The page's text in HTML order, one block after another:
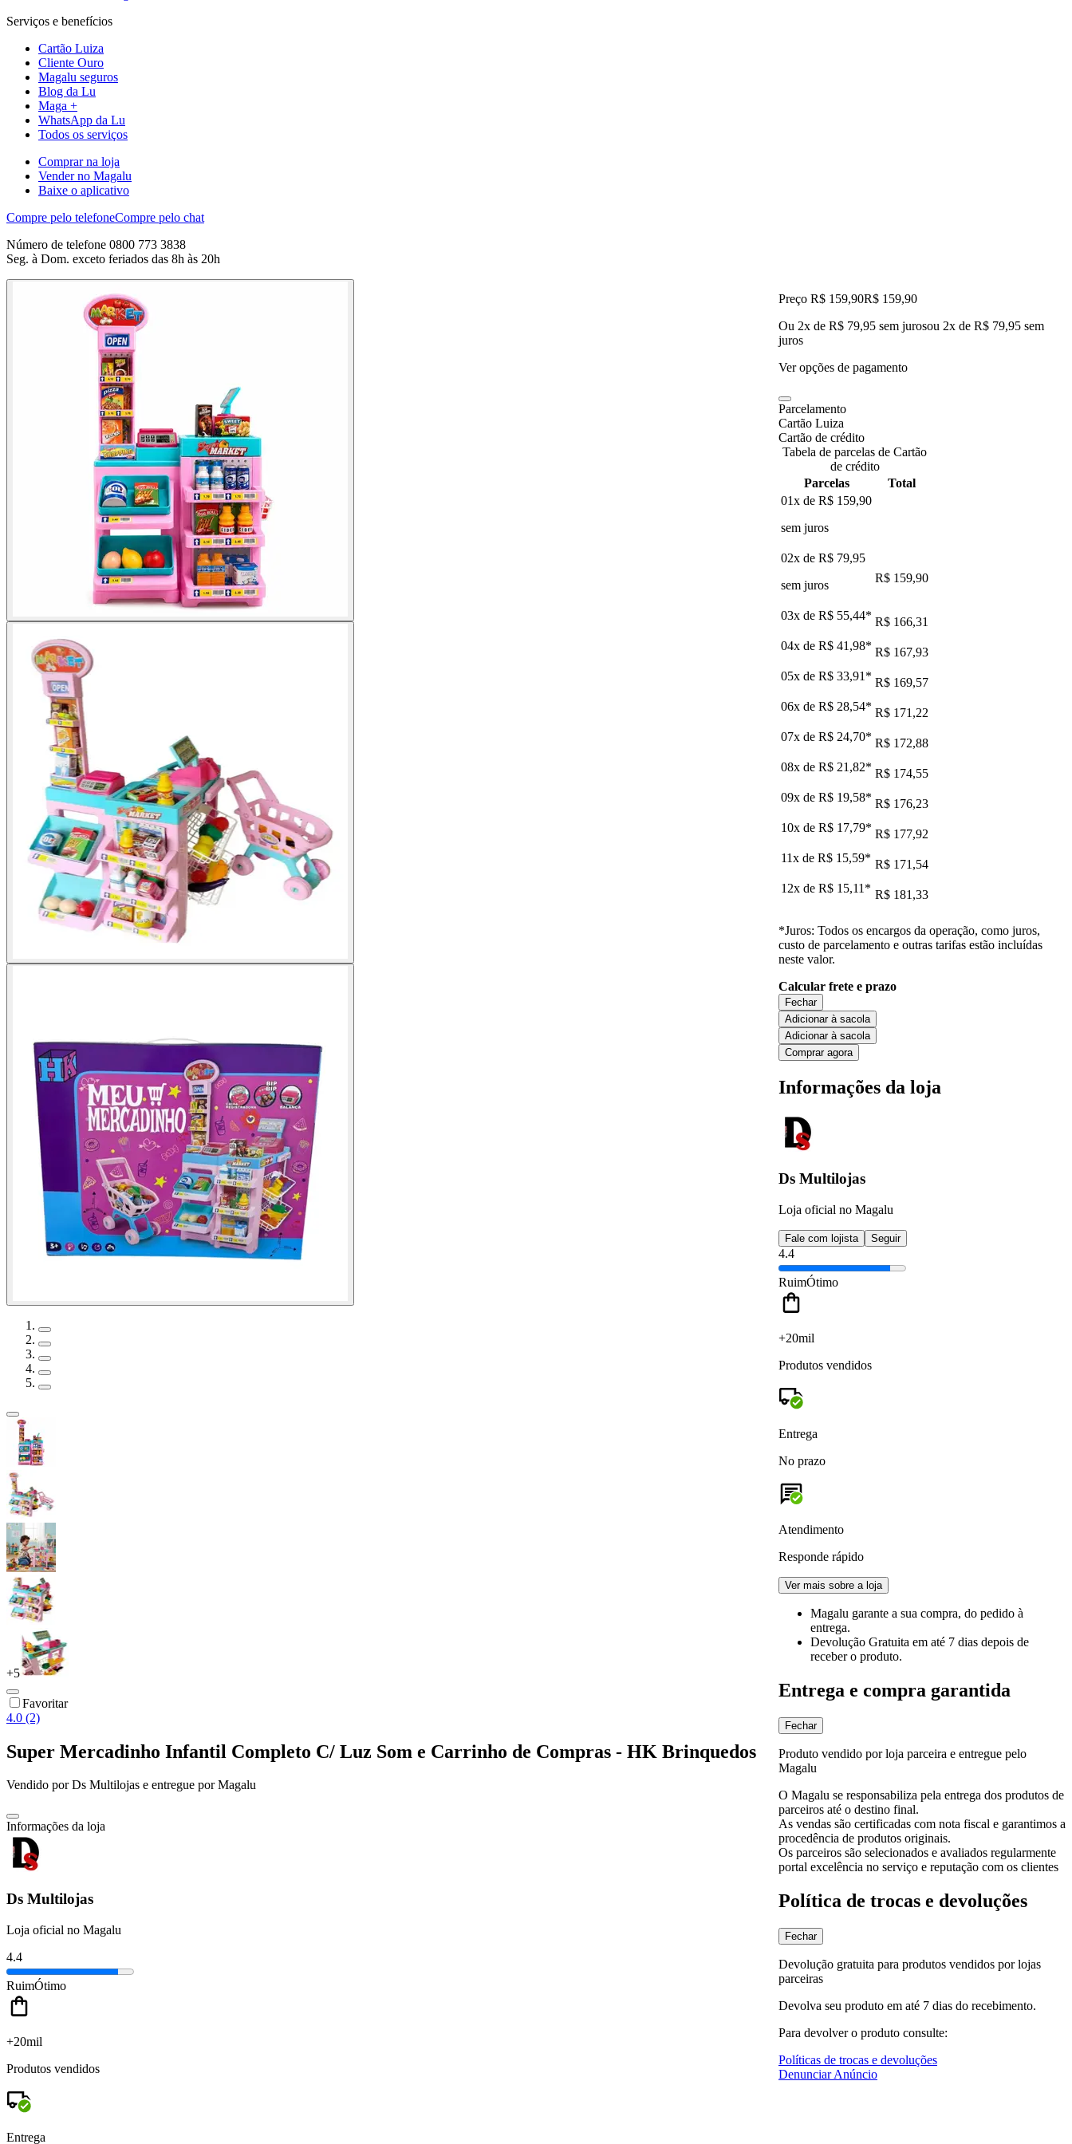
Serviços e benefícios
Cartão Luiza
Cliente Ouro
Magalu seguros
Blog da Lu
Maga +
WhatsApp da Lu
Todos os serviços
Comprar na loja
Vender no Magalu
Baixe o aplicativo
Compre pelo telefoneCompre pelo chat
Número de telefone 0800 773 3838
Seg. à Dom. exceto feriados das 8h às 20h
+5
Favoritar
4.0 (2)
Super Mercadinho Infantil Completo C/ Luz Som e Carrinho de Compras - HK Brinquedos
Vendido porDs Multilojas e entregue por Magalu
Informações da loja
Ds Multilojas
Loja oficial no Magalu
4.4
RuimÓtimo
+20mil
Produtos vendidos
Entrega
Preço R$ 159,90R$ 159,90
Ou 2x de R$ 79,95 sem jurosou 2x de R$ 79,95 sem
juros
Ver opções de pagamento
Parcelamento
Cartão Luiza
Cartão de crédito
Tabela de parcelas de Cartão
de crédito
Parcelas
Total
01x de R$ 159,90
sem juros
02x de R$ 79,95
sem juros
R$ 159,90
03x de R$ 55,44* R$ 166,31
04x de R$ 41,98* R$ 167,93
05x de R$ 33,91 * R$ 169,57
06x de R$ 28,54* R$ 171,22
07x de R$ 24,70* R$ 172,88
08x de R$ 21,82* R$ 174,55
09x de R$ 19,58* R$ 176,23
10x de R$ 17,79* R$ 177,92
11x de R$ 15,59* R$ 171,54
12x de R$ 15,11 * R$ 181,33
*Juros: Todos os encargos da operação, como juros,
custo de parcelamento e outras tarifas estão incluídas
neste valor.
Calcular frete e prazo
Fechar
Adicionar à sacola
Adicionar à sacola
Comprar agora
Informações da loja
Ds Multilojas
Loja oficial no Magalu
Fale com lojista Seguir
4.4
RuimÓtimo
+20mil
Produtos vendidos
Entrega
No prazo
Atendimento
Responde rápido
Ver mais sobre a loja
Magalu garante a sua compra, do pedido à
entrega.
Devolução Gratuita em até 7 dias depois de
receber o produto.
Entrega e compra garantida
Fechar
Produto vendido por loja parceira e entregue pelo
Magalu
O Magalu se responsabiliza pela entrega dos produtos de
parceiros até o destino final.
As vendas são certificadas com nota fiscal e garantimos a
procedência de produtos originais.
Os parceiros são selecionados e avaliados regularmente
portal excelência no serviço e reputação com os clientes
Política de trocas e devoluções
Fechar
Devolução gratuita para produtos vendidos por lojas
parceiras
Devolva seu produto em até 7 dias do recebimento.
Para devolver o produto consulte:
Políticas de trocas e devoluções
Denunciar Anúncio